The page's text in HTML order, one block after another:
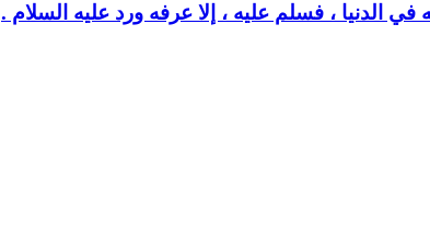
الدنيا ، فسلم عليه ، إلا عرفه ورد عليه السلام .